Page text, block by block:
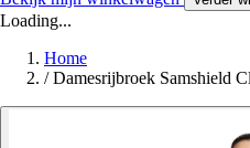
Loading...
Home
/ Damesrijbroek Samshield